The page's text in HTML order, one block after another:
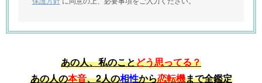
あの人、私のことどう思ってる？
あの人の本音、2人の相性から恋転機まで全鑑定